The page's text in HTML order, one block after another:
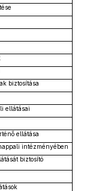
biztosítása
ellátásai
ellátása
intézményében
biztosító